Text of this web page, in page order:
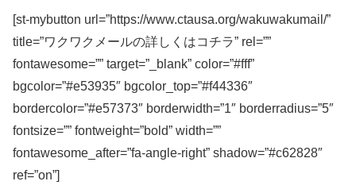
[st-mybutton url=”https://www.ctausa.org/wakuwakumail/”
title=”ワクワクメールの詳しくはコチラ” rel=””
fontawesome=”” target=”_blank” color=”#fff”
bgcolor=”#e53935″ bgcolor_top=”#f44336″
bordercolor=”#e57373″ borderwidth=”1″ borderradius=”5″
fontsize=”” fontweight=”bold” width=””
fontawesome_after=”fa-angle-right” shadow=”#c62828″
ref=”on”]